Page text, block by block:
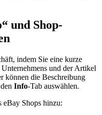
und Shop-
indem Sie eine kurze
und der Artikel
können die Beschreibung
Info-Tab auswählen.
eBay Shops hinzu: